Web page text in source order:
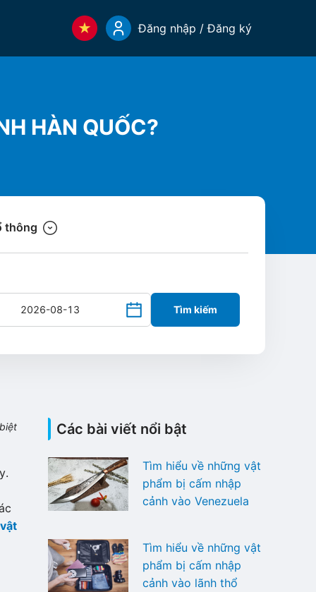
Đăng nhập / Đăng ký
HÀN QUỐC?
thông
Tìm kiếm
Các bài viết nổi bật
Tìm hiểu về những vật
phẩm bị cấm nhập
cảnh vào Venezuela
Tìm hiểu về những vật
phẩm bị cấm nhập
cảnh vào lãnh thổ